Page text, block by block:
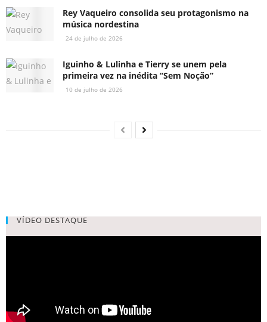
Rey Vaqueiro consolida seu protagonismo na
música nordestina
24 de julho de 2026
Iguinho & Lulinha e Tierry se unem pela
primeira vez na inédita “Sem Noção”
10 de julho de 2026
VÍDEO DESTAQUE